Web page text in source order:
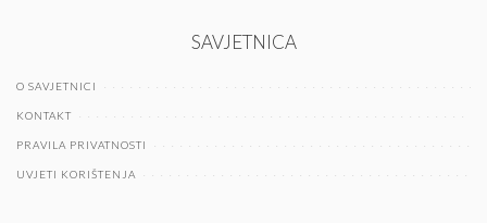
SAVJETNICA
O SAVJETNICI
KONTAKT
PRAVILA PRIVATNOSTI
UVJETI KORIŠTENJA